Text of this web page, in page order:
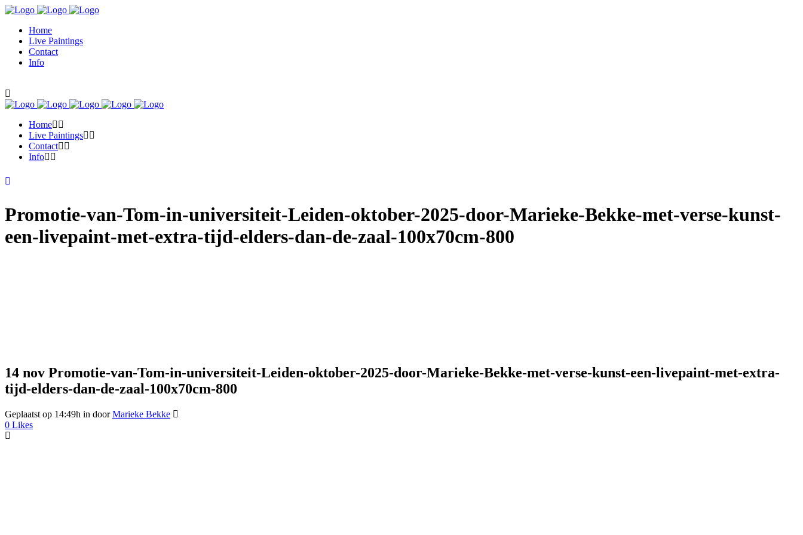
Home
Live Paintings
Contact
Info
Home
Live Paintings
Contact
Info
Promotie-van-Tom-in-universiteit-Leiden-oktober-2025-door-Marieke-Bekke-met-verse-kunst-
een-livepaint-met-extra-tijd-elders-dan-de-zaal-100x70cm-800
14 nov Promotie-van-Tom-in-universiteit-Leiden-oktober-2025-door-Marieke-Bekke-met-verse-kunst-een-livepaint-met-extra-
tijd-elders-dan-de-zaal-100x70cm-800
Geplaatst op 14:49h in doorMarieke Bekke
0 Likes